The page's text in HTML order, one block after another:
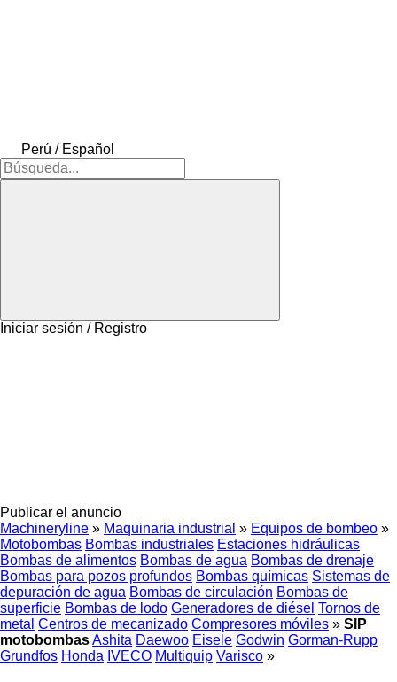
Perú / Español
Iniciar sesión / Registro
Publicar el anuncio
Machineryline » Maquinaria industrial » Equipos de bombeo »
Motobombas Bombas industriales Estaciones hidráulicas
Bombas de alimentos Bombas de agua Bombas de drenaje
Bombas para pozos profundos Bombas químicas Sistemas de
depuración de agua Bombas de circulación Bombas de
superficie Bombas de lodo Generadores de diésel Tornos de
metal Centros de mecanizado Compresores móviles » SIP
motobombasAshita Daewoo Eisele Godwin Gorman-Rupp
Grundfos Honda IVECO Multiquip Varisco »